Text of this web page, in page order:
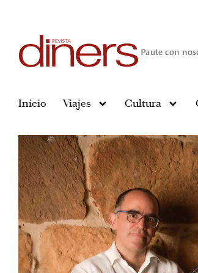
Paute con
Inicio Viajes Cultura